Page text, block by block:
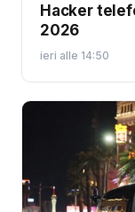
Hacker
2026
ieri alle 14:50